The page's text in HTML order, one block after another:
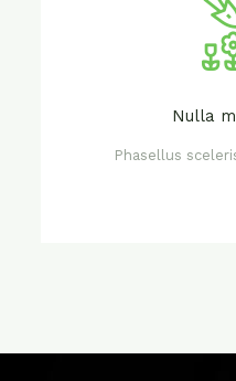
Nulla
Phasellus